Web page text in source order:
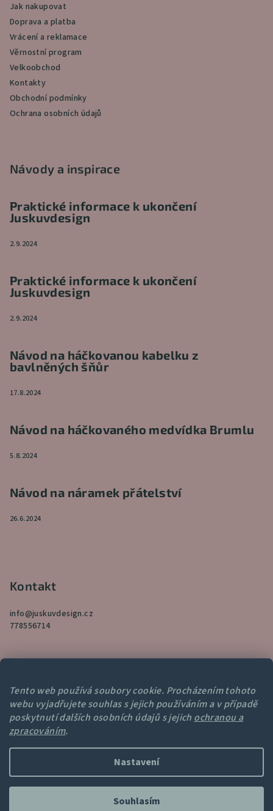
Tento web používá soubory cookie. Procházením tohoto
webu vyjadřujete souhlas s jejich používáním a v případě
poskytnutí dalších osobních údajů s jejich ochranou a
zpracováním.
Nastavení
Souhlasím
Jak nakupovat
Doprava a platba
Vrácení a reklamace
Věrnostní program
Velkoobchod
Kontakty
Obchodní podmínky
Ochrana osobních údajů
Návody a inspirace
Praktické informace k ukončení
Juskuvdesign
2.9.2024
Praktické informace k ukončení
Juskuvdesign
2.9.2024
Návod na háčkovanou kabelku z
bavlněných šňůr
17.8.2024
Návod na háčkovaného medvídka Brumlu
5.8.2024
Návod na náramek přátelství
26.6.2024
Kontakt
info@juskuvdesign.cz
778556714
Přijímáme online platby